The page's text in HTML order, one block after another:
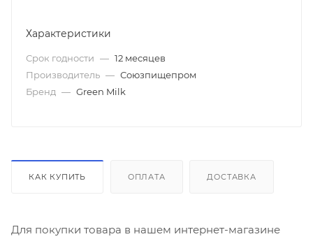
Характеристики
Срок годности — 12 месяцев
Производитель — Союзпищепром
Бренд — Green Milk
КАК КУПИТЬ ОПЛАТА ДОСТАВКА
Для покупки товара в нашем интернет-магазине